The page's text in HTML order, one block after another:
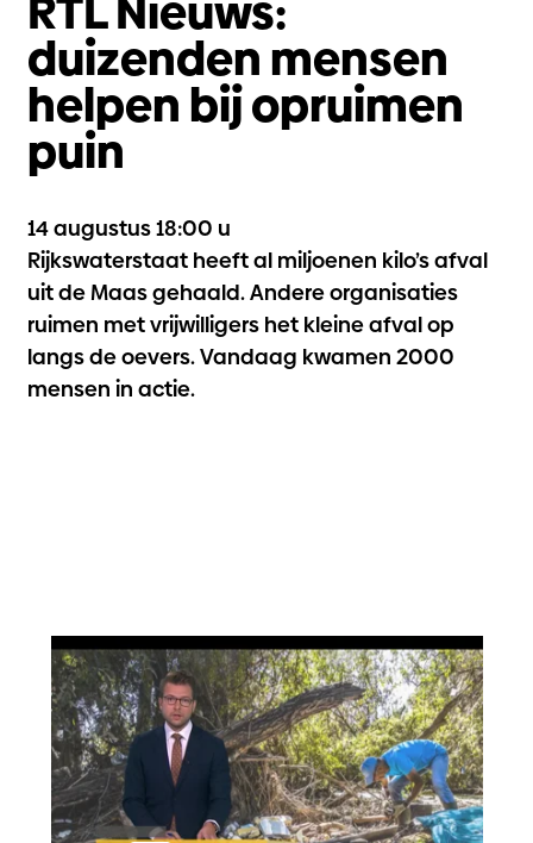
duizenden mensen
helpen bij opruimen
puin
14 augustus 18:00 u
Rijkswaterstaat heeft al miljoenen kilo’s afval
uit de Maas gehaald. Andere organisaties
ruimen met vrijwilligers het kleine afval op
langs de oevers. Vandaag kwamen 2000
mensen in actie.